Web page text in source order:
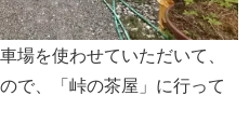
場を使わせていただいて、
で、「峠の茶屋」に行って